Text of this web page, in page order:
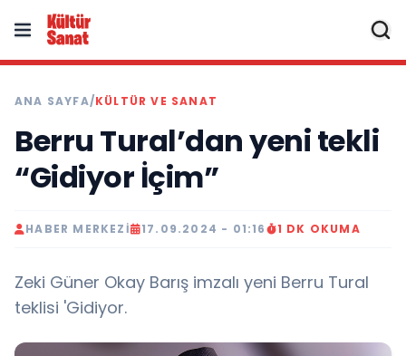
ANA SAYFA/KÜLTÜR VE SANAT
Berru Tural’dan yeni tekli
“Gidiyor İçim”
HABER MERKEZI 17.09.2024 - 01:16 1 DK OKUMA
Zeki Güner Okay Barış imzalı yeni Berru Tural
teklisi 'Gidiyor.